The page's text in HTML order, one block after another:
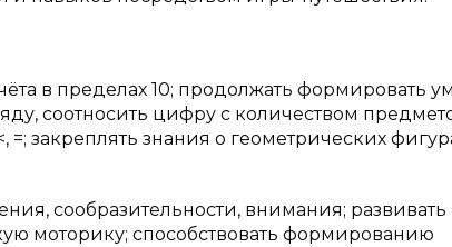
в пределах 10; продолжать формировать
соотносить цифру с количеством
закреплять знания о геометрических
сообразительности, внимания; развивать
моторику; способствовать формированию